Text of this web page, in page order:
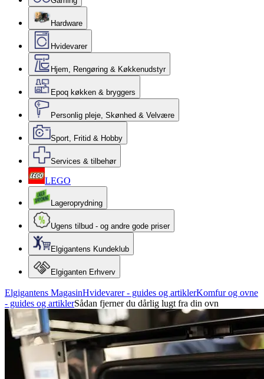
Hardware
Hvidevarer
Hjem, Rengøring & Køkkenudstyr
Epoq køkken & bryggers
Personlig pleje, Skønhed & Velvære
Sport, Fritid & Hobby
Services & tilbehør
LEGO
Lageroprydning
Ugens tilbud - og andre gode priser
Elgigantens Kundeklub
Elgiganten Erhverv
Elgigantens MagasinHvidevarer - guides og artiklerKomfur og ovne
- guides og artiklerSådan fjerner du dårlig lugt fra din ovn